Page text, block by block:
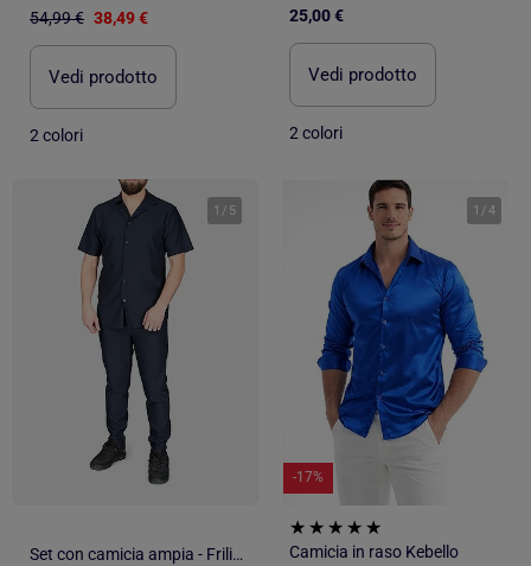
54,99 € 38,49 €
Vedi prodotto
2 colori
25,00 €
Vedi prodotto
2 colori
1 / 5
Set con camicia ampia - Frilivin
1 /4
-17%
Camicia in raso Kebello